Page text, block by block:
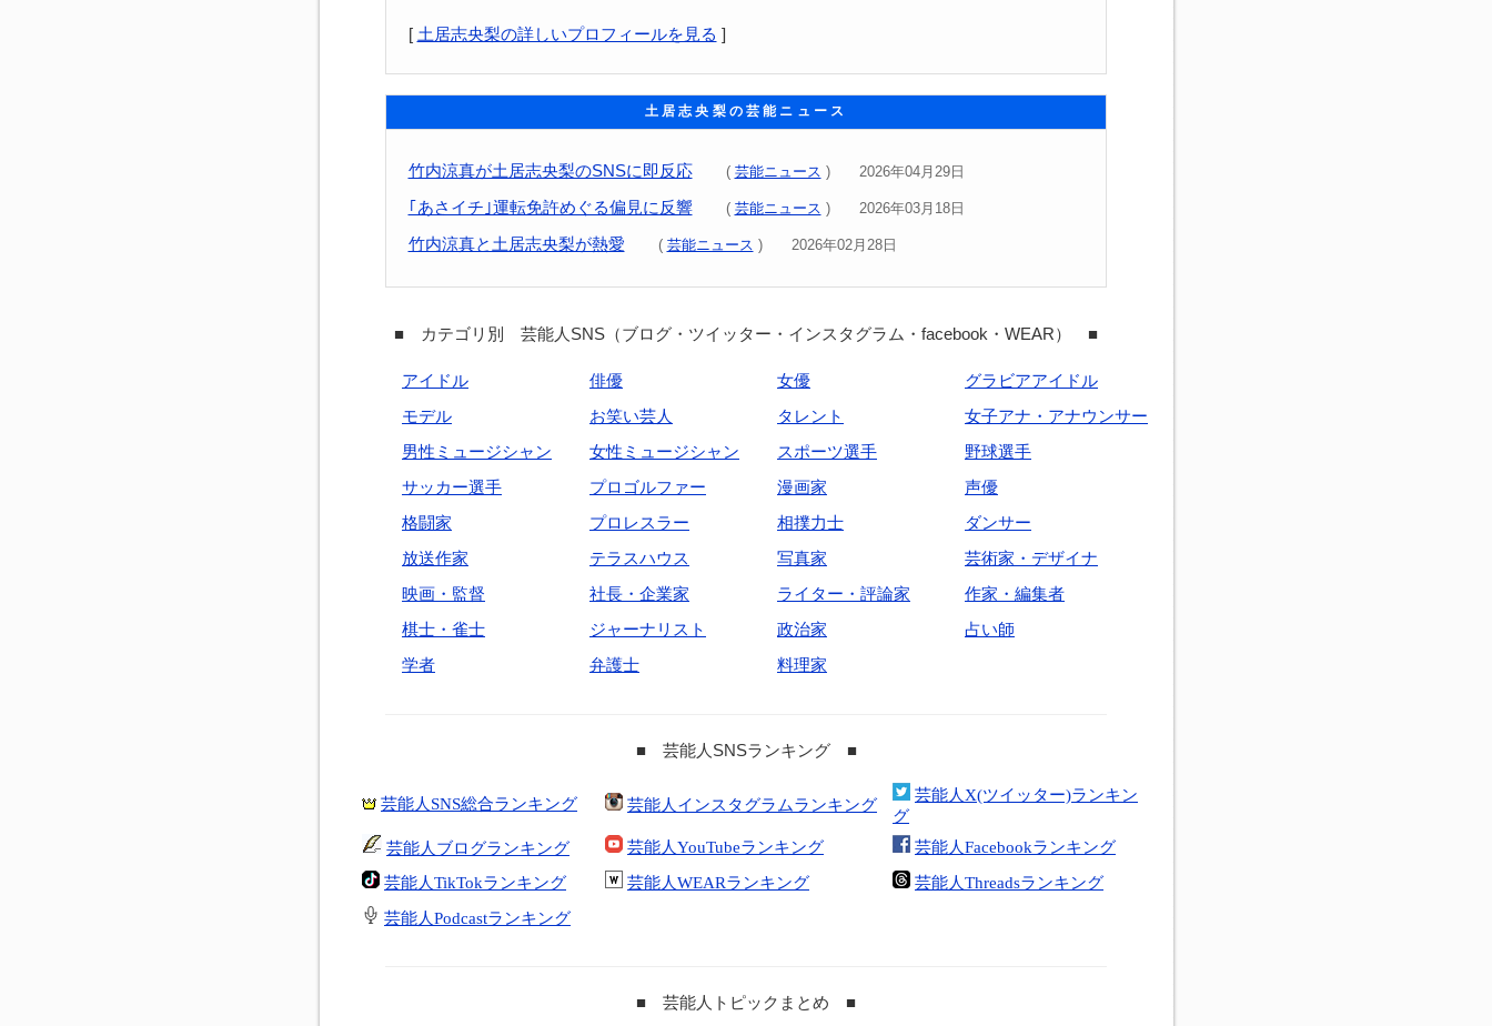
[ 土居志央梨の詳しいプロフィールを見る ]
土居志央梨の芸能ニュース
竹内涼真が土居志央梨のSNSに即反応 ( 芸能ニュース ) 2026年04月29日
｢あさイチ｣運転免許めぐる偏見に反響 ( 芸能ニュース ) 2026年03月18日
竹内涼真と土居志央梨が熱愛 ( 芸能ニュース ) 2026年02月28日
■ カテゴリ別 芸能人SNS（ブログ・ツイッター・インスタグラム・facebook・WEAR） ■
アイドル 俳優 女優
グラビアアイドル
モデル
お笑い芸人 タレント
女子アナ・アナウンサー
男性ミュージシャン
女性ミュージシャン スポーツ選手
野球選手
サッカー選手
プロゴルファー 漫画家
声優
格闘家
プロレスラー 相撲力士
ダンサー
放送作家
テラスハウス 写真家
芸術家・デザイナ
映画・監督
社長・企業家 ライター・評論家
作家・編集者
棋士・雀士
ジャーナリスト 政治家
占い師
学者
弁護士 料理家
■ 芸能人SNSランキング ■
芸能人SNS総合ランキング 芸能人インスタグラムランキング
芸能人X(ツイッター)ランキン
グ
芸能人ブログランキング
芸能人YouTubeランキング
芸能人Facebookランキング
芸能人TikTokランキング
芸能人WEARランキング
芸能人Threadsランキング
芸能人Podcastランキング
■ 芸能人トピックまとめ ■